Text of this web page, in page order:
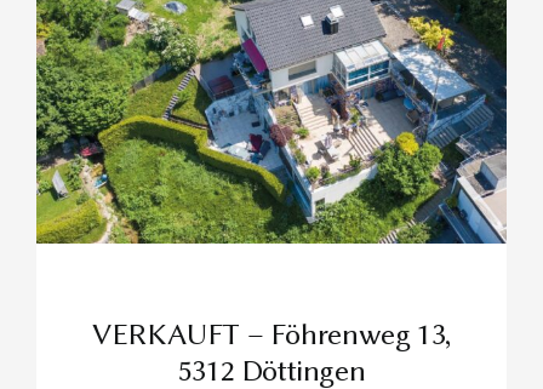
VERKAUFT – Föhrenweg 13,
5312 Döttingen